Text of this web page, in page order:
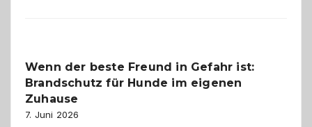
und
herzlich
Wenn der beste Freund in Gefahr ist:
Brandschutz für Hunde im eigenen
Zuhause
7. Juni 2026